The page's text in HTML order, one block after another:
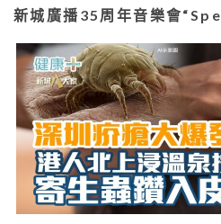
新城廣播35周年音樂會